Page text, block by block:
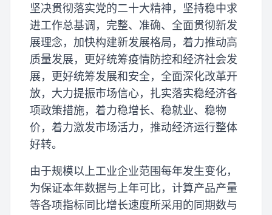
坚决贯彻落实党的二十大精神，坚持稳中求
进工作总基调，完整、准确、全面贯彻新发
展理念，加快构建新发展格局，着力推动高
质量发展，更好统筹疫情防控和经济社会发
展，更好统筹发展和安全，全面深化改革开
放，大力提振市场信心，扎实落实稳经济各
项政策措施，着力稳增长、稳就业、稳物
价，着力激发市场活力，推动经济运行整体
好转。
由于规模以上工业企业范围每年发生变化，
为保证本年数据与上年可比，计算产品产量
等各项指标同比增长速度所采用的同期数与